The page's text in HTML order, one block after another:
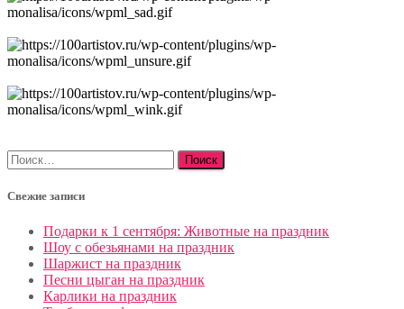
Найти:
Свежие записи
Подарки к 1 сентября: Животные на праздник
Шоу с обезьянами на праздник
Шаржист на праздник
Песни цыган на праздник
Карлики на праздник